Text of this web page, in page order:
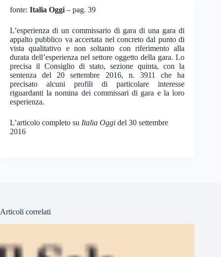
fonte: Italia Oggi – pag. 39
L’esperienza di un commissario di gara di una gara di
appalto pubblico va accertata nel concreto dal punto di
vista qualitativo e non soltanto con riferimento alla
durata dell’esperienza nel settore oggetto della gara. Lo
precisa il Consiglio di stato, sezione quinta, con la
sentenza del 20 settembre 2016, n. 3911 che ha
precisato alcuni profili di particolare interesse
riguardanti la nomina dei commissari di gara e la loro
esperienza.
L’articolo completo su Italia Oggi del 30 settembre
2016
Articoli correlati